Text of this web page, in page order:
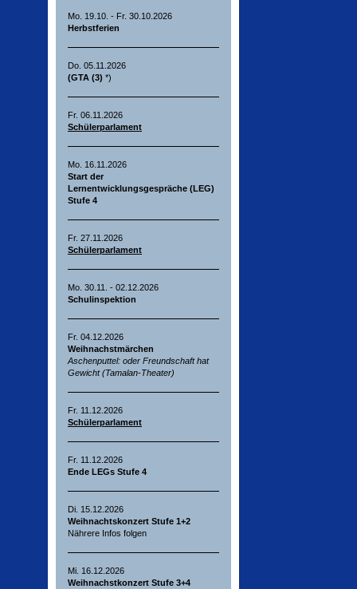
Mo. 19.10. - Fr. 30.10.2026
Herbstferien
Do. 05.11.2026
(GTA (3) *)
Fr. 06.11.2026
Schülerparlament
Mo. 16.11.2026
Start der
Lernentwicklungsgespräche (LEG)
Stufe 4
Fr. 27.11.2026
Schülerparlament
Mo. 30.11. - 02.12.2026
Schulinspektion
Fr. 04.12.2026
Weihnachstmärchen
Aschenputtel: oder Freundschaft hat
Gewicht (Tamalan-Theater)
Fr. 11.12.2026
Schülerparlament
Fr. 11.12.2026
Ende LEGs Stufe 4
Di. 15.12.2026
Weihnachtskonzert Stufe 1+2
Nährere Infos folgen
Mi. 16.12.2026
Weihnachstkonzert Stufe 3+4